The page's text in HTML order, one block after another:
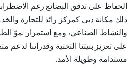
الحفاظ على تدفق البضائع رغم
ذلك مكانة دبي كمركز رائد للتجارة
والنشاط الصناعي، ومع استمرار نموّ
على تعزيز بنيتنا التحتية وقدراتنا لدعم
مستدامة وطويلة الأمد.